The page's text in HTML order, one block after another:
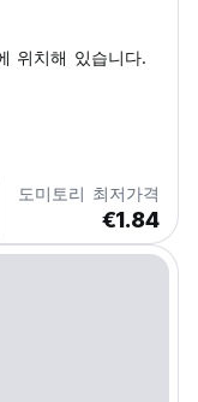
위치해 있습니다.
도미토리 최저가격
€1.84